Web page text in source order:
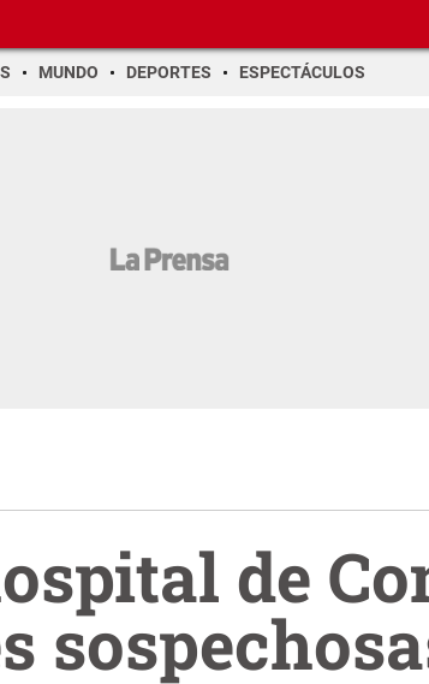
MUNDO DEPORTES ESPECTÁCULOS
de